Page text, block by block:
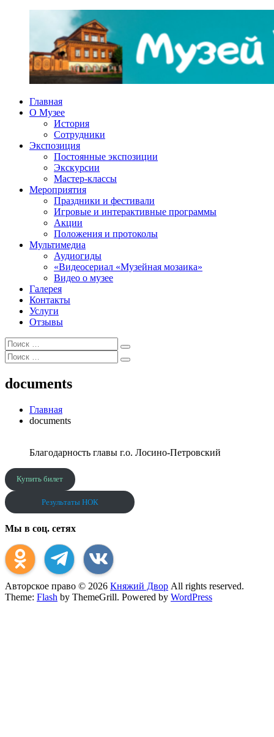
содержимому
Княжий
ППМВК
Главная
О Музее
История
Сотрудники
Экспозиция
Постоянные экспозиции
Экскурсии
Мастер-классы
Мероприятия
Праздники и фестивали
Игровые и интерактивные программы
Акции
Положения и протоколы
Мультимедиа
Аудиогиды
«Видеосериал «Музейная мозаика»
Видео о музее
Галерея
Контакты
Услуги
Отзывы
Искать:
Поиск
Искать:
Поиск
documents
Главная
documents
Благодарность главы г.о. Лосино-Петровский
Купить билет
Результаты НОК
Мы в соц. сетях
Авторское право © 2026 Княжий Двор All rights reserved.
Theme: Flash by ThemeGrill. Powered by WordPress